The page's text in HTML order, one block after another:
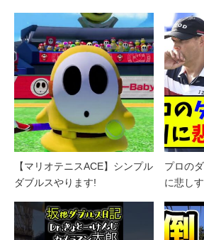
【マリオテニスACE】シンプル
ダブルスやります!
プロの
に悲し